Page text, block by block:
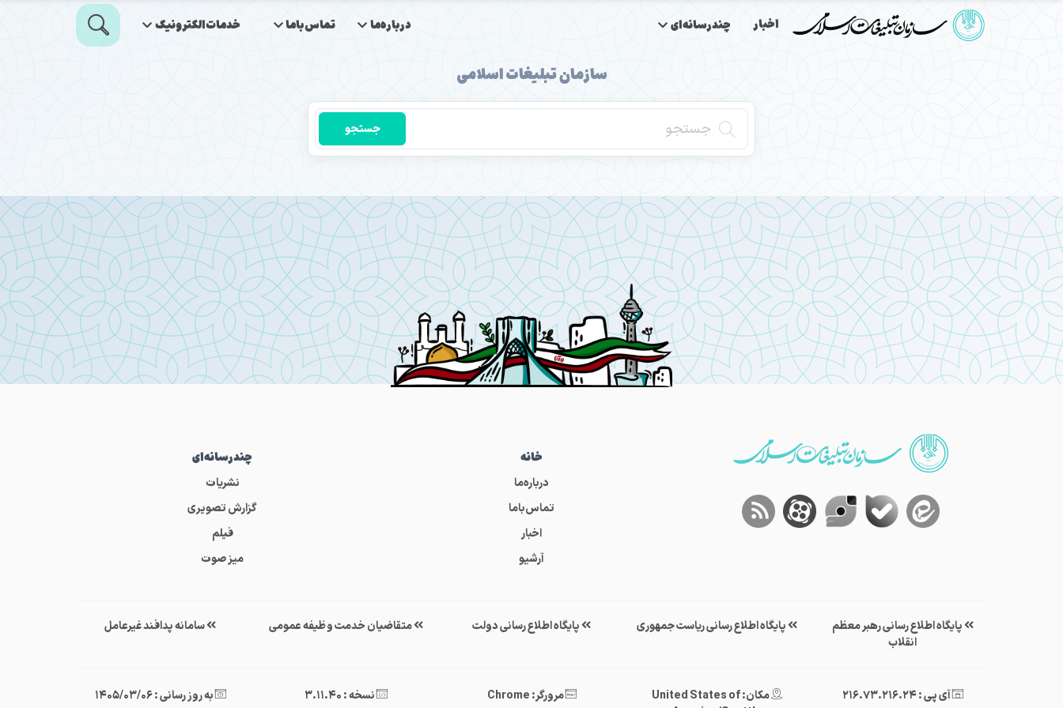
اخبار چندرسانه‌ای درباره‌ما تماس‌باما خدمات‌الکترونیک
سازمان تبلیغات اسلامی
جستجو
خانه
درباره‌ما
تماس‌باما
اخبار
آرشیو
چندرسانه‌ای
نشریات
گزارش تصویری
فیلم
میز صوت
پایگاه اطلاع رسانی رهبر معظم
انقلاب
پایگاه اطلاع رسانی ریاست جمهوری پایگاه اطلاع رسانی دولت متقاضیان خدمت وظیفه عمومی سامانه پدافند غیرعامل
آی پی : 216.73.216.24
مکان: United States of
مرورگر: Chrome نسخه : 3.11.40 به روز رسانی : 1405/03/06